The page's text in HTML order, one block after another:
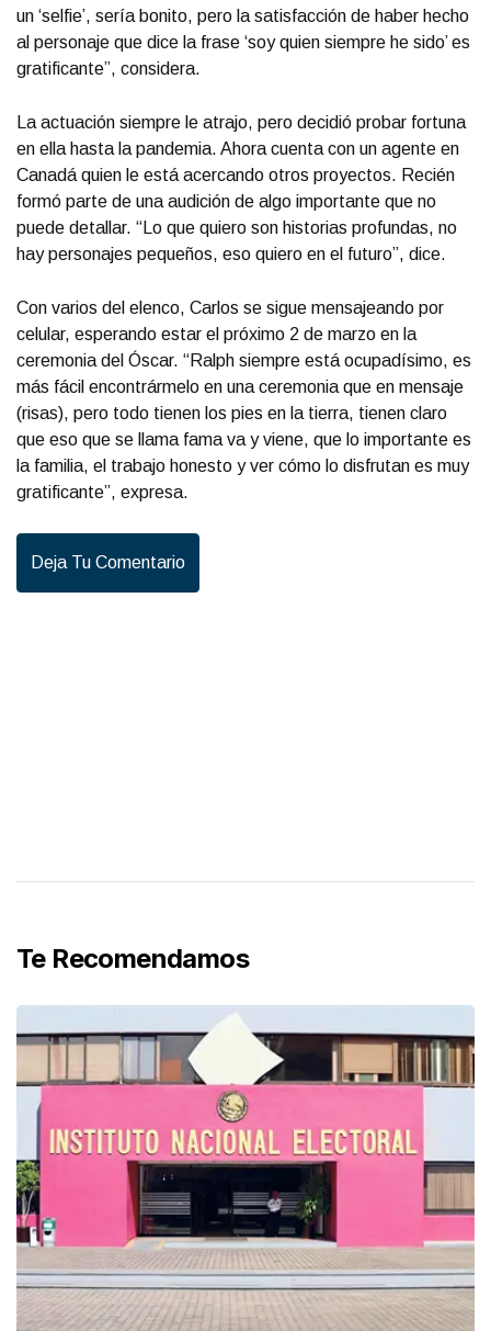
un ‘selfie’, sería bonito, pero la satisfacción de haber hecho
al personaje que dice la frase ‘soy quien siempre he sido’ es
gratificante”, considera.
La actuación siempre le atrajo, pero decidió probar fortuna
en ella hasta la pandemia. Ahora cuenta con un agente en
Canadá quien le está acercando otros proyectos. Recién
formó parte de una audición de algo importante que no
puede detallar. “Lo que quiero son historias profundas, no
hay personajes pequeños, eso quiero en el futuro”, dice.
Con varios del elenco, Carlos se sigue mensajeando por
celular, esperando estar el próximo 2 de marzo en la
ceremonia del Óscar. “Ralph siempre está ocupadísimo, es
más fácil encontrármelo en una ceremonia que en mensaje
(risas), pero todo tienen los pies en la tierra, tienen claro
que eso que se llama fama va y viene, que lo importante es
la familia, el trabajo honesto y ver cómo lo disfrutan es muy
gratificante”, expresa.
Deja Tu Comentario
Te Recomendamos